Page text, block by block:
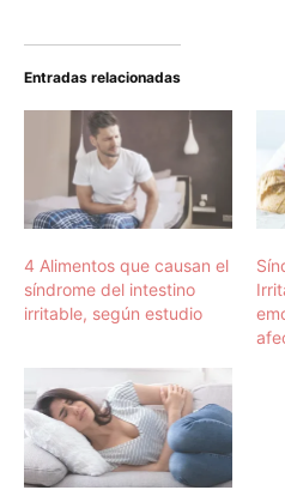
Entradas relacionadas
4 Alimentos que causan el
síndrome del intestino
irritable, según estudio